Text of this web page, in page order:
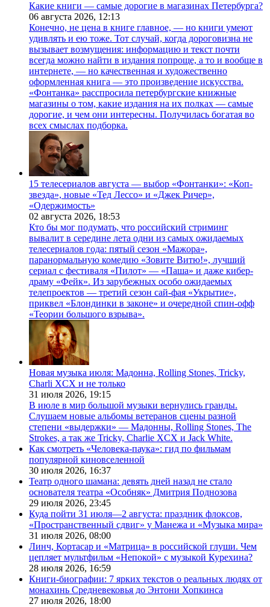
Какие книги — самые дорогие в магазинах Петербурга?
06 августа 2026, 12:13
Конечно, не цена в книге главное, — но книги умеют
удивлять и ею тоже. Тот случай, когда дороговизна не
вызывает возмущения: информацию и текст почти
всегда можно найти в издания попроще, а то и вообще в
интернете, — но качественная и художественно
оформленная книга — это произведение искусства.
«Фонтанка» расспросила петербургские книжные
магазины о том, какие издания на их полках — самые
дорогие, и чем они интересны. Получилась богатая во
всех смыслах подборка.
15 телесериалов августа — выбор «Фонтанки»: «Коп-
звезда», новые «Тед Лессо» и «Джек Ричер»,
«Одержимость»
02 августа 2026, 18:53
Кто бы мог подумать, что российский стриминг
вывалит в середине лета одни из самых ожидаемых
телесериалов года: пятый сезон «Мажора»,
паранормальную комедию «Зовите Витю!», лучший
сериал с фестиваля «Пилот» — «Паша» и даже кибер-
драму «Фейк». Из зарубежных особо ожидаемых
телепроектов — третий сезон сай-фая «Укрытие»,
приквел «Блондинки в законе» и очередной спин-офф
«Теории большого взрыва».
Новая музыка июля: Мадонна, Rolling Stones, Tricky,
Charli XCX и не только
31 июля 2026, 19:15
В июле в мир большой музыки вернулись гранды.
Слушаем новые альбомы ветеранов сцены разной
степени «выдержки» — Мадонны, Rolling Stones, The
Strokes, а так же Tricky, Charlie XCX и Jack White.
Как смотреть «Человека-паука»: гид по фильмам
популярной киновселенной
30 июля 2026, 16:37
Театр одного шамана: девять дней назад не стало
основателя театра «Особняк» Дмитрия Поднозова
29 июля 2026, 23:45
Куда пойти 31 июля—2 августа: праздник флоксов,
«Пространственный сдвиг» у Манежа и «Музыка мира»
31 июля 2026, 08:00
Линч, Кортасар и «Матрица» в российской глуши. Чем
цепляет мультфильм «Непокой» с музыкой Курехина?
28 июля 2026, 16:59
Книги-биографии: 7 ярких текстов о реальных людях от
монахинь Средневековья до Энтони Хопкинса
27 июля 2026, 18:00